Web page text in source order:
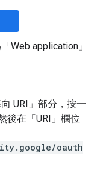
Web application」
URI」 部分，按一
後在「URI」 欄位
oauth